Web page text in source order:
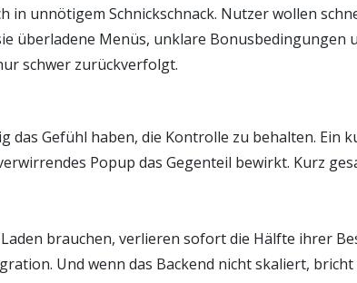
unnötigem Schnickschnack. Nutzer wollen
überladene Menüs, unklare Bonusbedingungen
schwer zurückverfolgt.
Gefühl haben, die Kontrolle zu behalten. Ein
Popup das Gegenteil bewirkt. Kurz
brauchen, verlieren sofort die Hälfte ihrer
Und wenn das Backend nicht skaliert, bricht